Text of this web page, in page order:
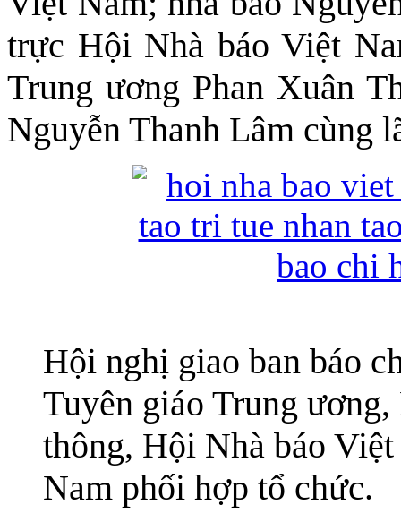
trực Hội Nhà báo Việt
Trung ương Phan Xuân
Nguyễn Thanh Lâm cùng
Hội nghị giao ban báo
Tuyên giáo Trung
thông, Hội Nhà báo
Nam phối hợp tổ chức.